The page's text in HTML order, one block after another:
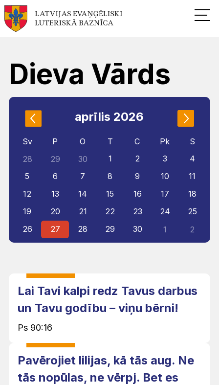
Dieva Vārds
Lai Tavi kalpi redz Tavus darbus
un Tavu godību – viņu bērni!
Ps 90:16
Pavērojiet lilijas, kā tās aug. Ne
tās nopūlas, ne vērpj. Bet es
aprīlis 2026
Sv P O T C Pk
S
28
29 30 1 2 3
4
5
6 7 8 9 10
11
12
13 14 15 16 17
18
19
20 21 22 23 24
25
26
27 28 29 30 1 2